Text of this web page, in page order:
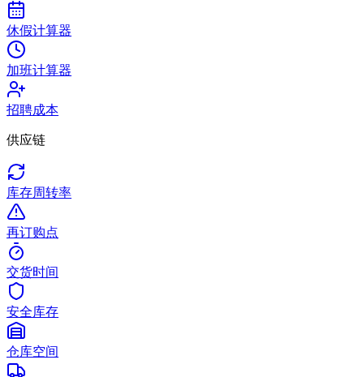
休假计算器
加班计算器
招聘成本
供应链
库存周转率
再订购点
交货时间
安全库存
仓库空间